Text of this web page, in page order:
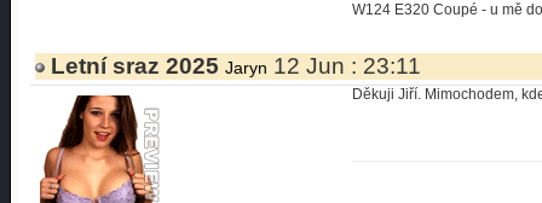
W124 E320 Coupé - u mě
Letní sraz 2025 Jaryn 12 Jun : 23:11
Děkuji Jiří. Mimochodem,